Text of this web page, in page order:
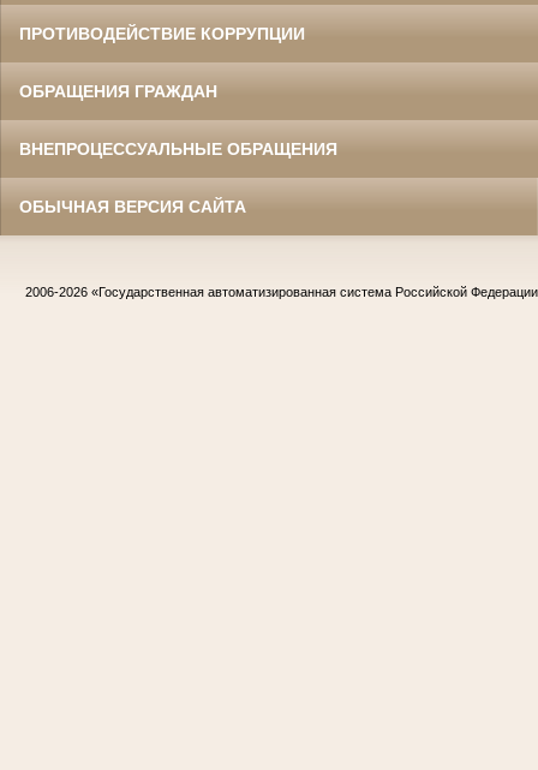
ПРОТИВОДЕЙСТВИЕ КОРРУПЦИИ
ОБРАЩЕНИЯ ГРАЖДАН
ВНЕПРОЦЕССУАЛЬНЫЕ ОБРАЩЕНИЯ
ОБЫЧНАЯ ВЕРСИЯ САЙТА
2006-2026 «Государственная автоматизированная система Российской